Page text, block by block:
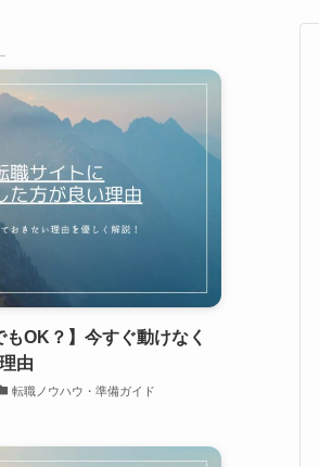
もOK？】今すぐ動けなく
由
転職ノウハウ・準備ガイド